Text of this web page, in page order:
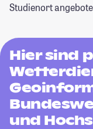
Studienort
Hier sind
und